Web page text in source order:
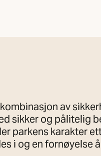
av
sikker og pålitelig
parkens karakter
i og en fornøyelse